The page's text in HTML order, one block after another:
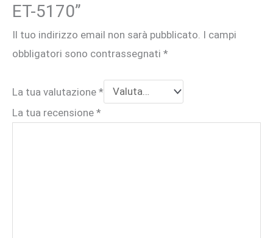
ET-5170”
Il tuo indirizzo email non sarà pubblicato. I campi
obbligatori sono contrassegnati *
La tua valutazione *
La tua recensione *